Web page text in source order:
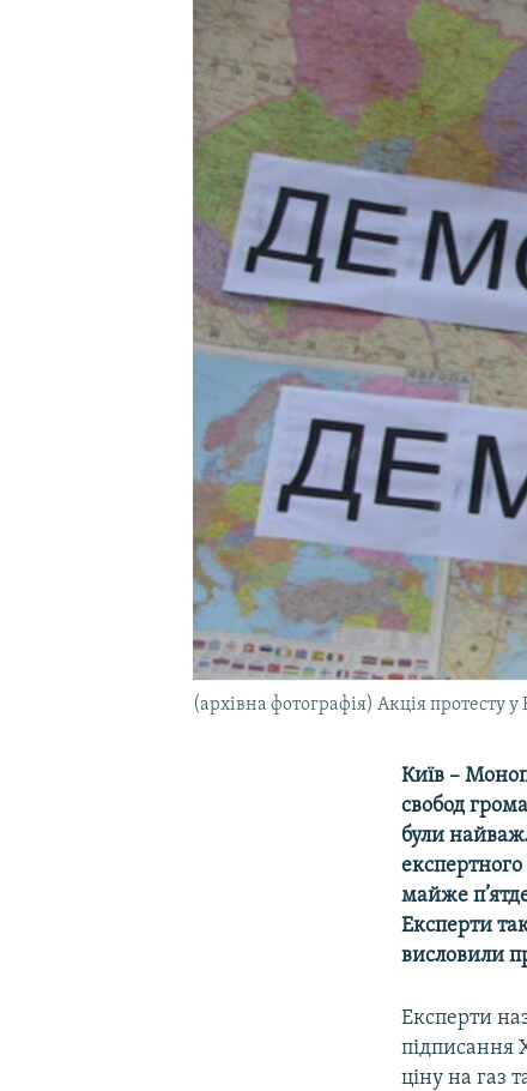
(архівна фотографія) Акція протесту
Київ –
свобод
були
майже
Експерти
висловили
Експерти
підписання
ціну на газ